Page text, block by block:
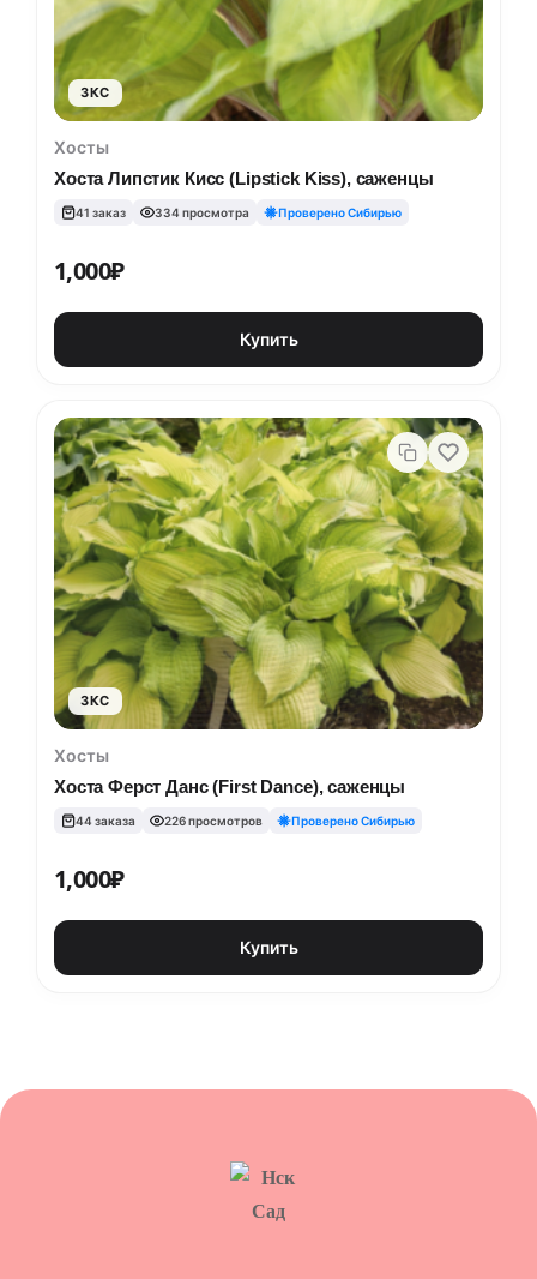
Хосты
Хоста Липстик Кисс (Lipstick Kiss), саженцы
41 заказ 334 просмотра Проверено Сибирью
1,000₽
Купить
ЗКС
Хосты
Хоста Ферст Данс (First Dance), саженцы
44 заказа 226 просмотров Проверено Сибирью
1,000₽
Купить
ЗКС